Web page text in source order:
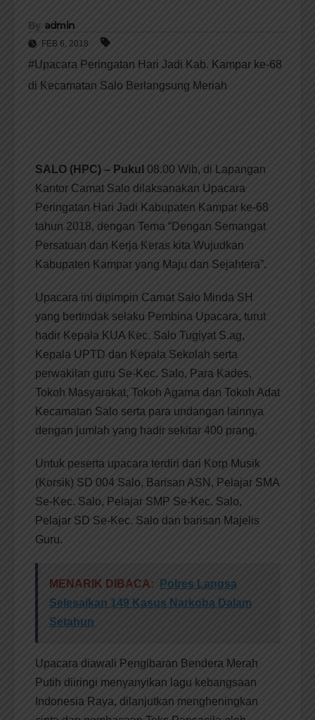
By admin
FEB 6, 2018
#Upacara Peringatan Hari Jadi Kab. Kampar ke-68
di Kecamatan Salo Berlangsung Meriah
SALO (HPC) – Pukul 08.00 Wib, di Lapangan
Kantor Camat Salo dilaksanakan Upacara
Peringatan Hari Jadi Kabupaten Kampar ke-68
tahun 2018, dengan Tema “Dengan Semangat
Persatuan dan Kerja Keras kita Wujudkan
Kabupaten Kampar yang Maju dan Sejahtera”.
Upacara ini dipimpin Camat Salo Minda SH
yang bertindak selaku Pembina Upacara, turut
hadir Kepala KUA Kec. Salo Tugiyat S.ag,
Kepala UPTD dan Kepala Sekolah serta
perwakilan guru Se-Kec. Salo, Para Kades,
Tokoh Masyarakat, Tokoh Agama dan Tokoh Adat
Kecamatan Salo serta para undangan lainnya
dengan jumlah yang hadir sekitar 400 prang.
Untuk peserta upacara terdiri dari Korp Musik
(Korsik) SD 004 Salo, Barisan ASN, Pelajar SMA
Se-Kec. Salo, Pelajar SMP Se-Kec. Salo,
Pelajar SD Se-Kec. Salo dan barisan Majelis
Guru.
MENARIK DIBACA:
Polres Langsa
Selesaikan 149 Kasus Narkoba Dalam
Setahun
Upacara diawali Pengibaran Bendera Merah
Putih diiringi menyanyikan lagu kebangsaan
Indonesia Raya, dilanjutkan mengheningkan